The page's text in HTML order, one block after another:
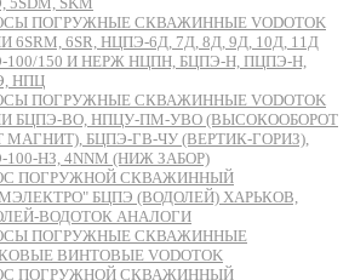
ПОГРУЖНЫЕ СКВАЖИННЫЕ VODOTOK
6SRM, 6SR, НЦПЭ-6Д, 7Д, 8Д, 9Д, 10Д, 11Д
100/150 И НЕРЖ НЦПН, БЦПЭ-Н, ПЦПЭ-Н,
НПЦ
ПОГРУЖНЫЕ СКВАЖИННЫЕ VODOTOK
БЦПЭ-ВО, НПЦУ-ПМ-УВО (ВЫСОКООБОРОТ
МАГНИТ), БЦПЭ-ГВ-ЧУ (ВЕРТИК-ГОРИЗ),
100-НЗ, 4NNM (НИЖ ЗАБОР)
ПОГРУЖНОЙ СКВАЖИННЫЙ
БЦПЭ (ВОДОЛЕЙ) ХАРЬКОВ,
ВОДОТОК АНАЛОГИ
ПОГРУЖНЫЕ СКВАЖИННЫЕ
ВИНТОВЫЕ VODOTOK
ПОГРУЖНОЙ СКВАЖИННЫЙ